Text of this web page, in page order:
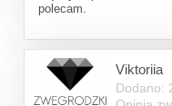
polecam.
Viktoriia
Dodano: